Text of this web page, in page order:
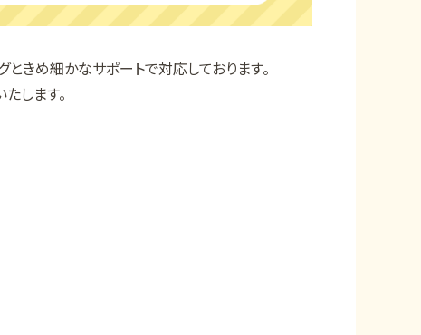
きめ細かなサポートで対応しております。
します。